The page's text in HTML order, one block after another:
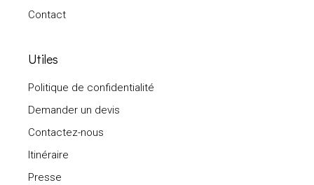
Contact
Utiles
Politique de confidentialité
Demander un devis
Contactez-nous
Itinéraire
Presse